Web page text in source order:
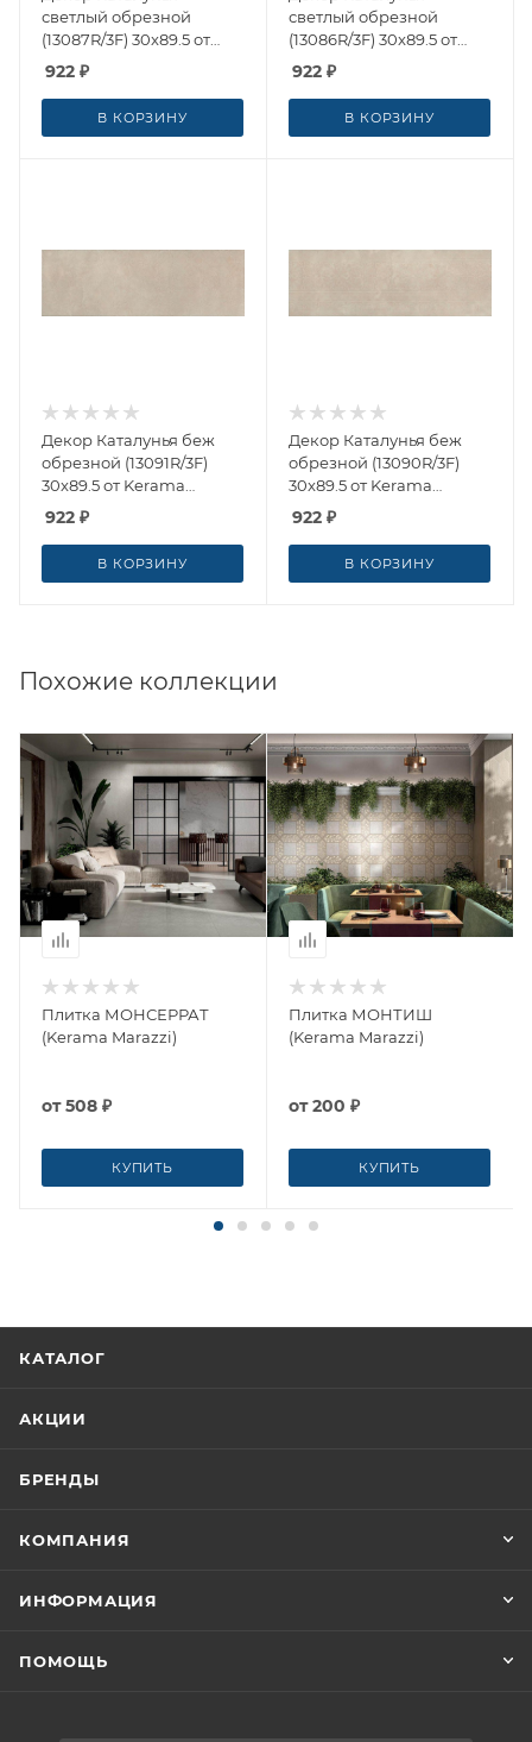
светлый обрезной
(13087R/3F) 30x89.5 от
Kerama Marazzi (Россия)
922 ₽
В КОРЗИНУ
светлый обрезной
(13086R/3F) 30x89.5 от
Kerama Marazzi (Россия)
922 ₽
В КОРЗИНУ
Декор Каталунья беж
обрезной (13091R/3F)
30x89.5 от Kerama
Marazzi (Россия)
922 ₽
В КОРЗИНУ
Декор Каталунья беж
обрезной (13090R/3F)
30x89.5 от Kerama
Marazzi (Россия)
922 ₽
В КОРЗИНУ
Похожие коллекции
Плитка МОНСЕРРАТ
(Kerama Marazzi)
от508 ₽
КУПИТЬ
Плитка МОНТИШ
(Kerama Marazzi)
от200 ₽
КУПИТЬ
КАТАЛОГ
АКЦИИ
БРЕНДЫ
КОМПАНИЯ
ИНФОРМАЦИЯ
ПОМОЩЬ